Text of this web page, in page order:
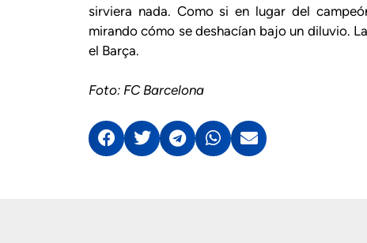
sirviera nada. Como si en lugar del
mirando cómo se deshacían bajo un diluvio.
el Barça.
Foto: FC Barcelona